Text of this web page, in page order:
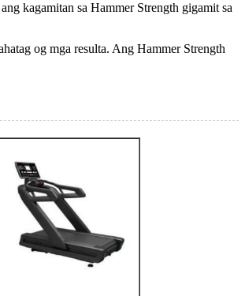
kagamitan sa Hammer Strength gigamit sa
og mga resulta. Ang Hammer Strength